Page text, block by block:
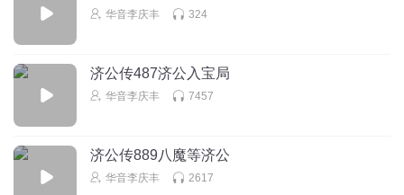
华音李庆丰 324
济公传487济公入宝局
华音李庆丰 7457
济公传889八魔等济公
华音李庆丰 2617